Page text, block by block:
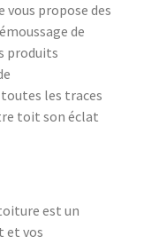
propose des
de
produits
les traces
toit son éclat
est un
et vos